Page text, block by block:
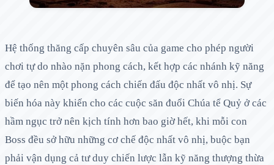
Hệ thống thăng cấp chuyên sâu của game cho phép người
chơi tự do nhào nặn phong cách, kết hợp các nhánh kỹ năng
để tạo nên một phong cách chiến đấu độc nhất vô nhị. Sự
biến hóa này khiến cho các cuộc săn đuổi Chúa tể Quỷ ở các
hầm ngục trở nên kịch tính hơn bao giờ hết, khi mỗi con
Boss đều sở hữu những cơ chế độc nhất vô nhị, buộc bạn
phải vận dụng cả tư duy chiến lược lẫn kỹ năng thượng thừa